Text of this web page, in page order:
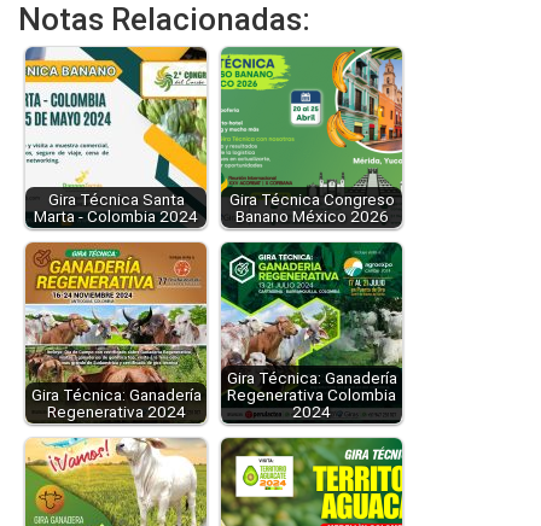
Notas Relacionadas:
Gira Técnica Santa
Marta - Colombia 2024
Gira Técnica Congreso
Banano México 2026
Gira Técnica: Ganadería
Regenerativa 2024
Gira Técnica: Ganadería
Regenerativa Colombia
2024